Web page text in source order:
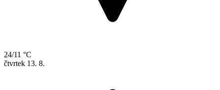
24/11 °C
čtvrtek 13. 8.